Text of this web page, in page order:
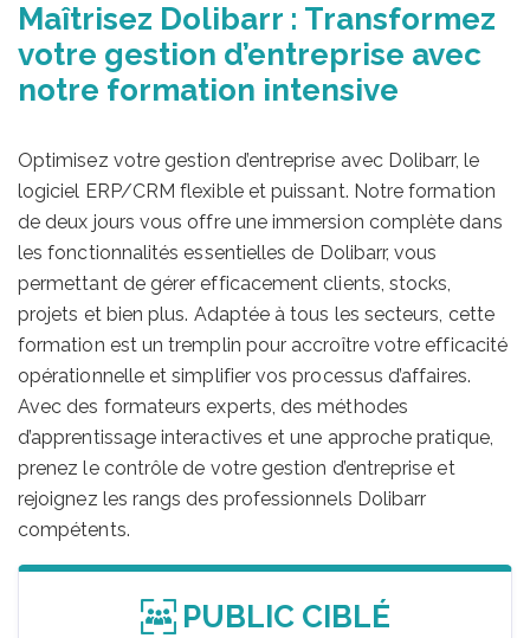
Maîtrisez Dolibarr : Transformez
votre gestion d’entreprise avec
notre formation intensive
Optimisez votre gestion d’entreprise avec Dolibarr, le
logiciel ERP/CRM flexible et puissant. Notre formation
de deux jours vous offre une immersion complète dans
les fonctionnalités essentielles de Dolibarr, vous
permettant de gérer efficacement clients, stocks,
projets et bien plus. Adaptée à tous les secteurs, cette
formation est un tremplin pour accroître votre efficacité
opérationnelle et simplifier vos processus d’affaires.
Avec des formateurs experts, des méthodes
d’apprentissage interactives et une approche pratique,
prenez le contrôle de votre gestion d’entreprise et
rejoignez les rangs des professionnels Dolibarr
compétents.
PUBLIC CIBLÉ